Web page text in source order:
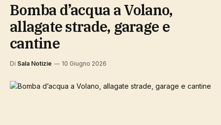
Bomba d’acqua a Volano,
allagate strade, garage e
cantine
Di Sala Notizie 10 Giugno 2026